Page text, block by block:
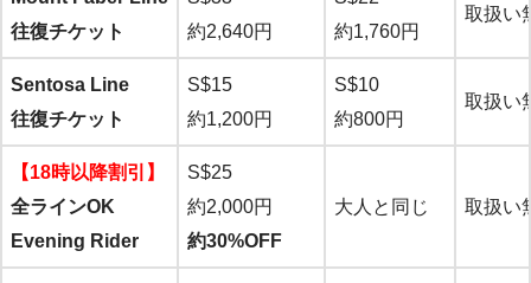
往復チケット
約2,640円
約1,760円
取扱い
Sentosa Line
往復チケット
S$15
約1,200円
S$10
約800円
取扱い
【18時以降割引】
全ラインOK
Evening Rider
S$25
約2,000円
約30%OFF
大人と同じ 取扱い